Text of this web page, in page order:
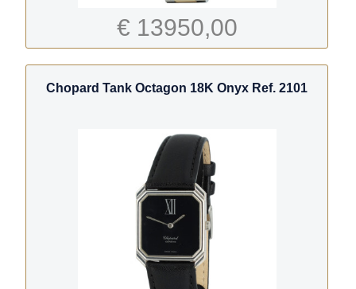
€ 13950,00
Chopard Tank Octagon 18K Onyx Ref. 2101